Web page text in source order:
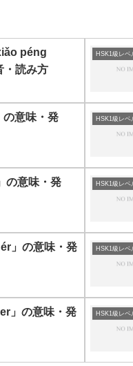
péng
・読み方
の意味・発
の意味・発
」の意味・発
」の意味・発